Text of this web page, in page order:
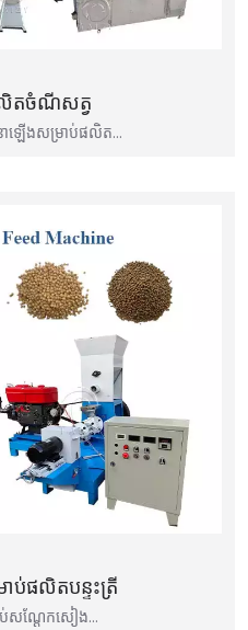
លិតចំណីសត្វ
នាឡើងសម្រាប់ផលិត…
ផលិតបន្ទះត្រី
ប់​សណ្តែកសៀង…